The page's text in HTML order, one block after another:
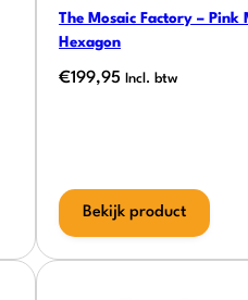
The Mosaic Factory – Pink
Hexagon
€199,95 Incl. btw
Bekijk product